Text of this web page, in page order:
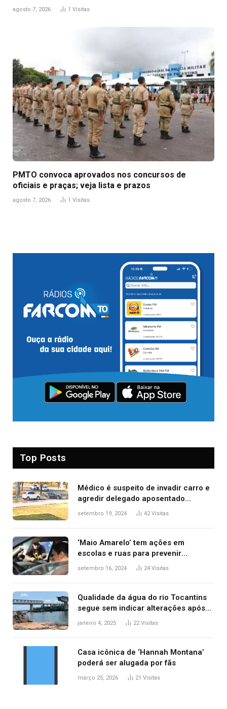
agosto 7, 2026 1 Visitas
PMTO convoca aprovados nos concursos de
oficiais e praças; veja lista e prazos
agosto 7, 2026 1 Visitas
Top Posts
Médico é suspeito de invadir carro e
agredir delegado aposentado
durante confusão no trânsito
setembro 19, 2024 42Visitas
‘Maio Amarelo’ tem ações em
escolas e ruas para prevenir
acidentes no trânsito no AP
setembro 16, 2024 24 Visitas
Qualidade da água do rio Tocantins
segue sem indicar alterações após
desabamento da ponte entre MA e
janeiro 4, 2025 22Visitas
Casa icônica de ‘Hannah Montana’
poderá ser alugada por fãs
março 25, 2026 21 Visitas